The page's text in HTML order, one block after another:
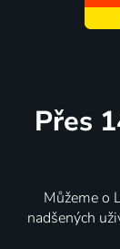
Přes
Můžeme o
nadšených